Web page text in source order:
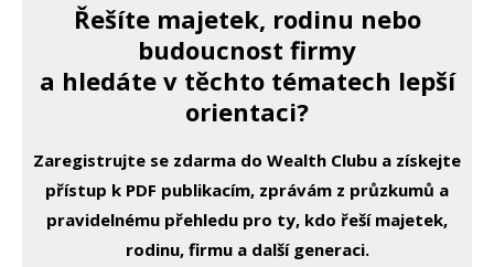
Řešíte majetek, rodinu nebo
budoucnost firmy
a hledáte v těchto tématech lepší
orientaci?
Zaregistrujte se zdarma do Wealth Clubu a získejte
přístup k PDF publikacím, zprávám z průzkumů a
pravidelnému přehledu pro ty, kdo řeší majetek,
rodinu, firmu a další generaci.